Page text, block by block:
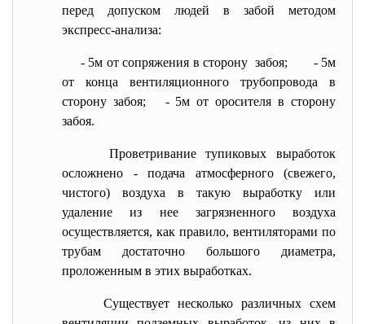
перед допуском людей в забой методом
экспресс-анализа:
- 5м от сопряжения в сторону забоя; - 5м
от конца вентиляционного трубопровода в
сторону забоя; - 5м от оросителя в сторону
забоя.
Проветривание тупиковых выработок
осложнено - подача атмосферного (свежего,
чистого) воздуха в такую выработку или
удаление из нее загрязненного воздуха
осуществляется, как правило, вентиляторами по
трубам достаточно большого диаметра,
проложенным в этих выработках.
Существует несколько различных схем